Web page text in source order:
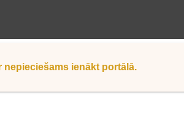
nepieciešams ienākt portālā.